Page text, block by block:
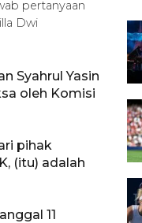
pertanyaan
Dwi
Syahrul Yasin
oleh Komisi
pihak
(itu) adalah
11